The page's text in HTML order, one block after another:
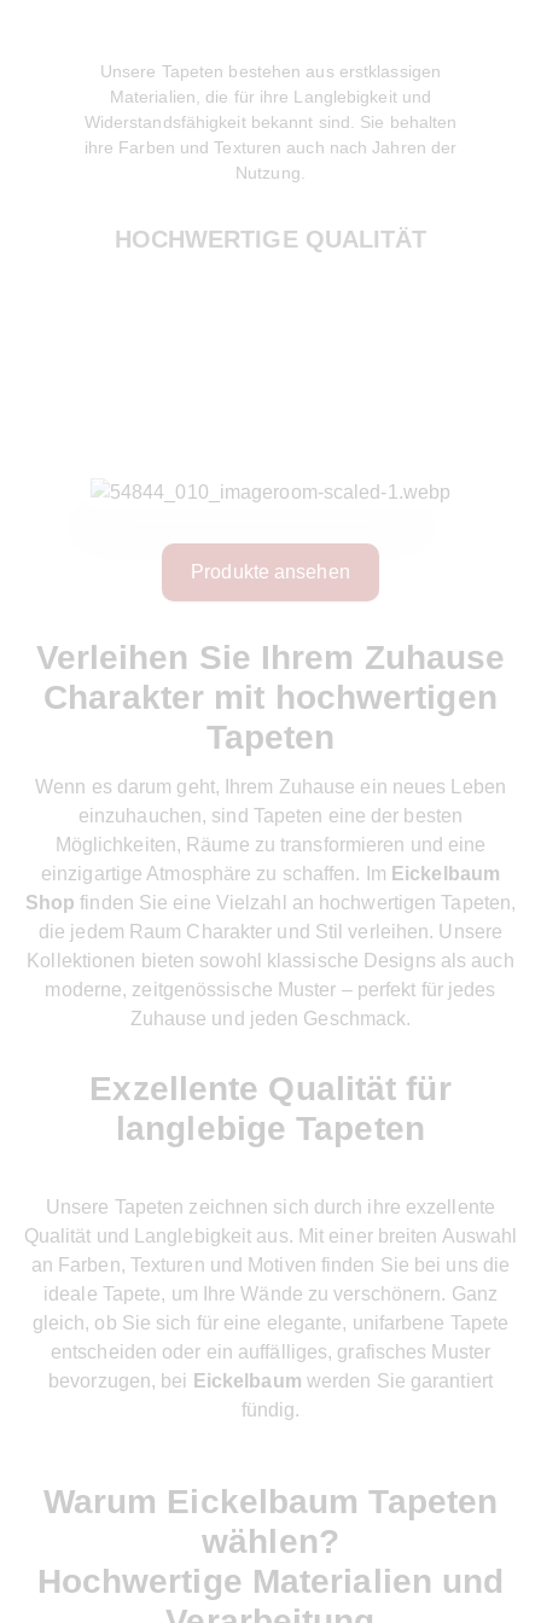
Unsere Tapeten bestehen aus erstklassigen
Materialien, die für ihre Langlebigkeit und
Widerstandsfähigkeit bekannt sind. Sie behalten
ihre Farben und Texturen auch nach Jahren der
Nutzung.
HOCHWERTIGE QUALITÄT
Produkte ansehen
Verleihen Sie Ihrem Zuhause
Charakter mit hochwertigen
Tapeten
Wenn es darum geht, Ihrem Zuhause ein neues Leben
einzuhauchen, sind Tapeten eine der besten
Möglichkeiten, Räume zu transformieren und eine
einzigartige Atmosphäre zu schaffen. Im Eickelbaum
Shop finden Sie eine Vielzahl an hochwertigen Tapeten,
die jedem Raum Charakter und Stil verleihen. Unsere
Kollektionen bieten sowohl klassische Designs als auch
moderne, zeitgenössische Muster – perfekt für jedes
Zuhause und jeden Geschmack.
Exzellente Qualität für
langlebige Tapeten
Unsere Tapeten zeichnen sich durch ihre exzellente
Qualität und Langlebigkeit aus. Mit einer breiten Auswahl
an Farben, Texturen und Motiven finden Sie bei uns die
ideale Tapete, um Ihre Wände zu verschönern. Ganz
gleich, ob Sie sich für eine elegante, unifarbene Tapete
entscheiden oder ein auffälliges, grafisches Muster
bevorzugen, bei Eickelbaum werden Sie garantiert
fündig.
Warum Eickelbaum Tapeten
wählen?
Hochwertige Materialien und